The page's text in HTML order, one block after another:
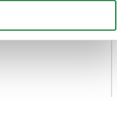
fra din brug af deres